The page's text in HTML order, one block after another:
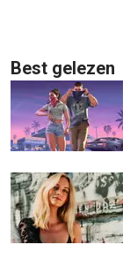
Best gelezen